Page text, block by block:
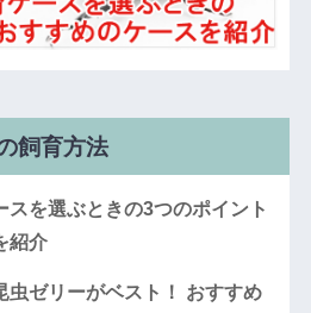
飼育方法
スを選ぶときの3つのポイント
紹介
虫ゼリーがベスト！ おすすめ